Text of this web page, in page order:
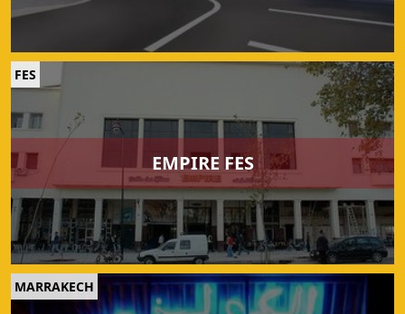
FES
EMPIRE FES
MARRAKECH